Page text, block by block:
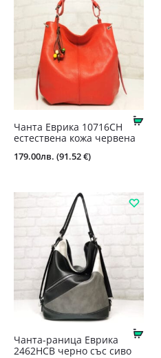
Купи
Чанта Еврика 10716СН
естествена кожа червена
179.00лв. (91.52 €)
Купи
Чанта-раница Еврика
2462НСВ черно със сиво